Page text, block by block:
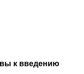
к введению